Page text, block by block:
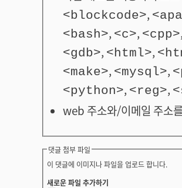
<blockcode>,
<bash>, <c>, <cpp>
<gdb>, <html>,
<make>, <mysql>,
<python>, <reg>,
web 주소와/이메일 주소
댓글 첨부 파일
이 댓글에 이미지나 파일을 업로드 합니다.
새로운 파일 추가하기